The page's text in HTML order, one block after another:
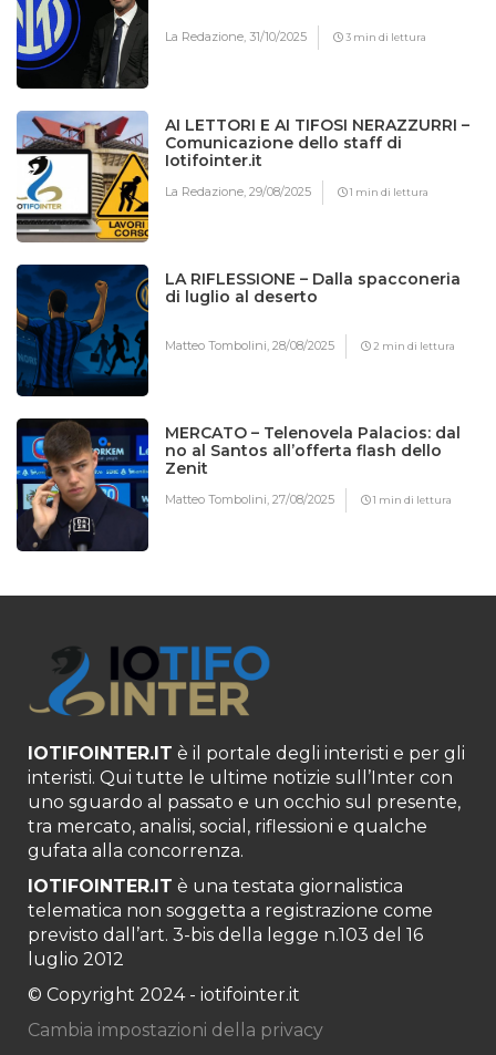
La Redazione,31/10/2025 3 min di lettura
AI LETTORI E AI TIFOSI NERAZZURRI –
Comunicazione dello staff di
Iotifointer.it
La Redazione,29/08/2025 1 min di lettura
LA RIFLESSIONE – Dalla spacconeria
di luglio al deserto
Matteo Tombolini,28/08/2025 2 min di lettura
MERCATO – Telenovela Palacios: dal
no al Santos all’offerta flash dello
Zenit
Matteo Tombolini,27/08/2025 1 min di lettura
IOTIFOINTER.IT è il portale degli interisti e per gli
interisti. Qui tutte le ultime notizie sull’Inter con
uno sguardo al passato e un occhio sul presente,
tra mercato, analisi, social, riflessioni e qualche
gufata alla concorrenza.
IOTIFOINTER.IT è una testata giornalistica
telematica non soggetta a registrazione come
previsto dall’art. 3-bis della legge n.103 del 16
luglio 2012
© Copyright 2024 - iotifointer.it
Cambia impostazioni della privacy